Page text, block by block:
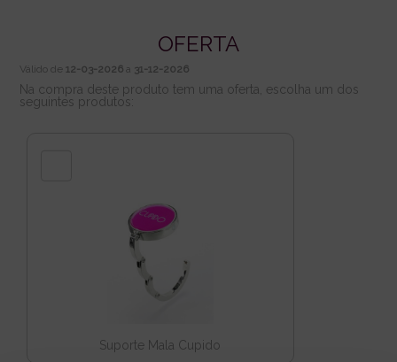
OFERTA
Válido de 12-03-2026 a 31-12-2026
Na compra deste produto tem uma oferta, escolha um dos
seguintes produtos:
Suporte Mala Cupido